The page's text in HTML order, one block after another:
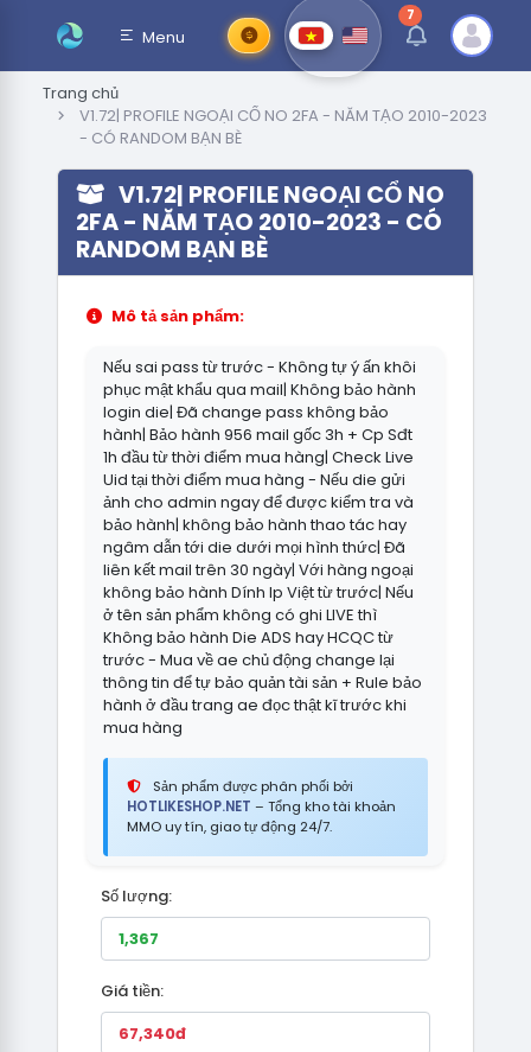
Menu
7thông báo chưa
Trang chủ
V1.72| PROFILE NGOẠI CỔ NO 2FA - NĂM TẠO 2010-2023
- CÓ RANDOM BẠN BÈ
V1.72| PROFILE NGOẠI CỔ NO
2FA - NĂM TẠO 2010-2023 - CÓ
RANDOM BẠN BÈ
Mô tả sản phẩm:
Nếu sai pass từ trước - Không tự ý ấn khôi
phục mật khẩu qua mail| Không bảo hành
login die| Đã change pass không bảo
hành| Bảo hành 956 mail gốc 3h + Cp Sđt
1h đầu từ thời điểm mua hàng| Check Live
Uid tại thời điểm mua hàng - Nếu die gửi
ảnh cho admin ngay để được kiểm tra và
bảo hành| không bảo hành thao tác hay
ngâm dẫn tới die dưới mọi hình thức| Đã
liên kết mail trên 30 ngày| Với hàng ngoại
không bảo hành Dính Ip Việt từ trước| Nếu
ở tên sản phẩm không có ghi LIVE thì
Không bảo hành Die ADS hay HCQC từ
trước - Mua về ae chủ động change lại
thông tin để tự bảo quản tài sản + Rule bảo
hành ở đầu trang ae đọc thật kĩ trước khi
mua hàng
Sản phẩm được phân phối bởi
HOTLIKESHOP.NET – Tổng kho tài khoản
MMO uy tín, giao tự động 24/7.
Số lượng:
Giá tiền: